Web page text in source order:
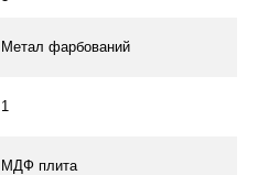
Метал фарбований
1
МДФ плита